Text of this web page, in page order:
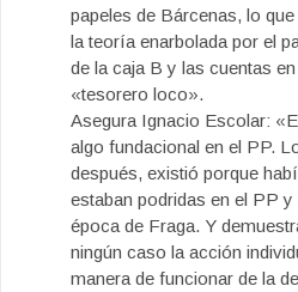
papeles de Bárcenas, lo
la teoría enarbolada por el
de la caja B y las cuentas
«tesorero loco».
Asegura Ignacio Escolar:
algo fundacional en el PP.
después, existió porque
estaban podridas en el PP y
época de Fraga. Y
ningún caso la acción
manera de funcionar de la